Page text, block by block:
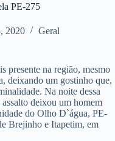
PE-275
2020 Geral
presente na região, mesmo
deixando um gostinho que,
Na noite dessa
deixou um homem
do Olho D`água, PE-
Brejinho e Itapetim, em